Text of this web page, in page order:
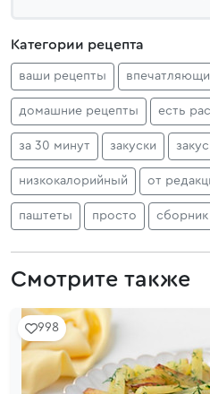
Категории рецепта
ваши рецепты
домашние рецепты есть
за 30 минут закуски
низкокалорийный от
паштеты просто
Смотрите также
998